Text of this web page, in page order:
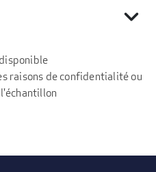
expand_more
raisons de confidentialité ou